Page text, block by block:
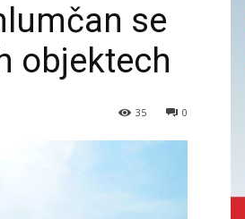
se
objektech
0
35